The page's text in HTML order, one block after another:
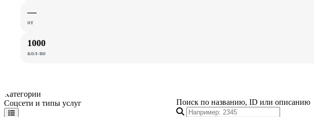
—
от
1000
кол-во
Категории
Соцсети и типы услуг
Поиск по названию, ID или описанию